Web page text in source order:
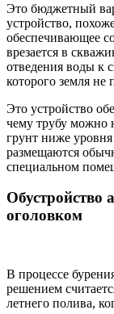
Это бюджетный
устройство,
обеспечивающее
врезается в
отведения воды к
которого земля не
Это устройство
чему трубу можно
грунт ниже уровня
размещаются
специальном
Обустройство
оголовком
В процессе
решением
летнего полива,